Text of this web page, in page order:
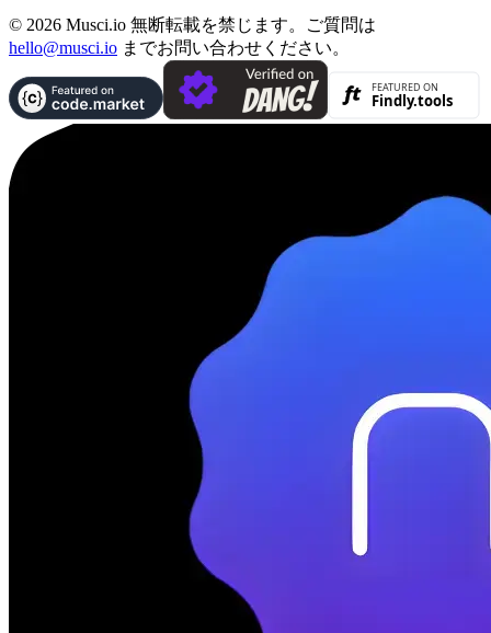
© 2026 Musci.io 無断転載を禁じます。ご質問は
hello@musci.io までお問い合わせください。